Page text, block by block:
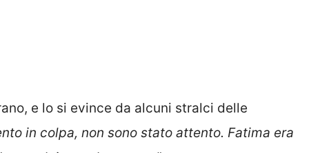
e lo si evince da alcuni stralci delle
in colpa, non sono stato attento. Fatima era